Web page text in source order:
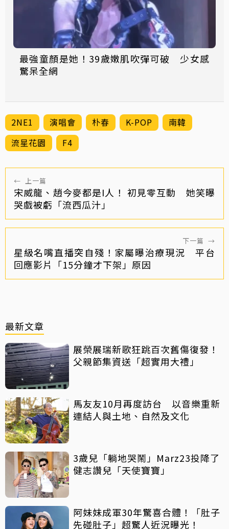
最強童顏是她！39歲嫩肌吹彈可破 少女感
驚呆全網
2NE1 演唱會 朴春 K-POP
南韓
流星花園
F4
← 上一篇
宋威龍、趙今麥都是I人！ 初見零互動 她笑曝
哭戲被虧「流西瓜汁」
下一篇 →
星級名嘴直播突自殘！家屬曝治療現況 平台
回應影片「15分鐘才下架」原因
最新文章
展榮展瑞新歌狂跳百次舊傷復發！
父親節集資送「超實用大禮」
馬友友10月再度訪台 以音樂重新
連結人與土地、自然及文化
3歲兒「躺地哭鬧」Marz23投降了
健志讚兒「天使寶寶」
阿妹妹成軍30年驚喜合體！「肚子
先碰肚子」超驚人近況曝光！